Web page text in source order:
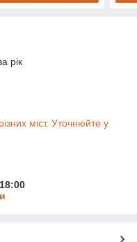
рік
міст. Уточнюйте у